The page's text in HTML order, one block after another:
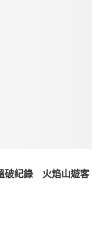
破紀錄 火焰山遊客